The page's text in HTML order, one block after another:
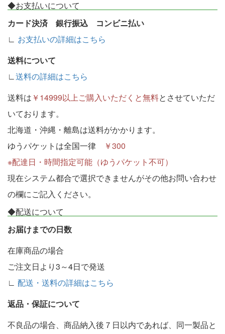
◆お支払いについて
カード決済 銀行振込 コンビニ払い
∟ お支払いの詳細はこちら
送料について
∟ 送料の詳細はこちら
送料は ￥14999以上ご購入いただくと無料とさせていただ
いております。
北海道・沖縄・離島は送料がかかります。
ゆうパケットは全国一律
￥300
※配達日・時間指定可能（ゆうパケット不可）
現在システム都合で選択できませんがその他お問い合わせ
の欄にご記入ください。
◆配送について
お届けまでの日数
在庫商品の場合
ご注文日より3～4日で発送
∟ 配送・送料の詳細はこちら
返品・保証について
不良品の場合、商品納入後７日以内であれば、同一製品と